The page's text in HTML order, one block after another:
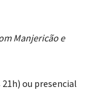
Manjericão e
ou presencial